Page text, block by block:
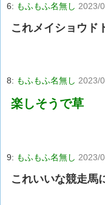
6: もふもふ名無し 2023/
これメイショウド
8: もふもふ名無し 2023/
楽しそうで草
9: もふもふ名無し 2023/
これいいな競走馬